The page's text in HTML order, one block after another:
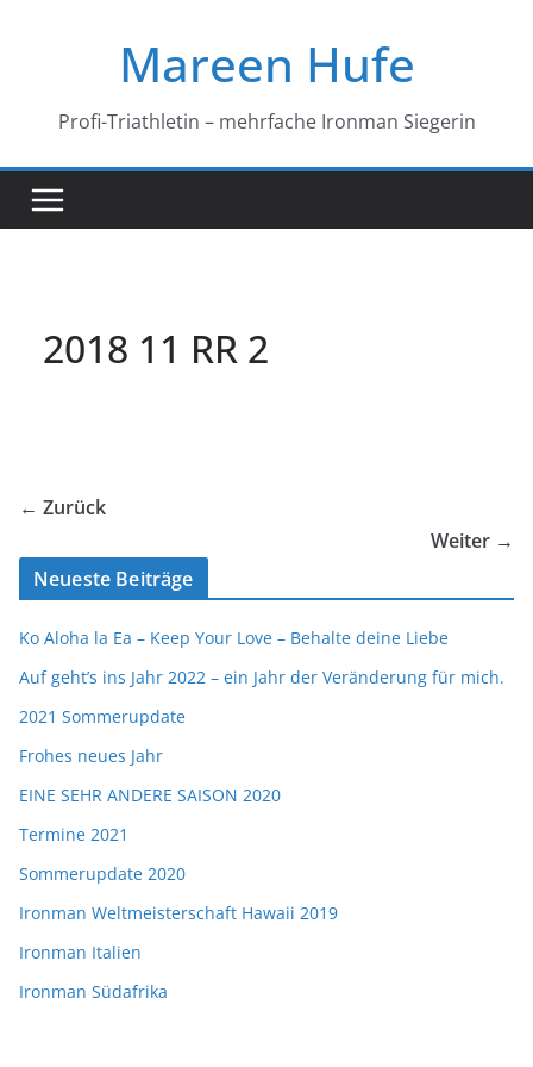
Mareen Hufe
Profi-Triathletin – mehrfache Ironman Siegerin
2018 11 RR 2
← Zurück
Weiter →
Neueste Beiträge
Ko Aloha la Ea – Keep Your Love – Behalte deine Liebe
Auf geht’s ins Jahr 2022 – ein Jahr der Veränderung für mich.
2021 Sommerupdate
Frohes neues Jahr
EINE SEHR ANDERE SAISON 2020
Termine 2021
Sommerupdate 2020
Ironman Weltmeisterschaft Hawaii 2019
Ironman Italien
Ironman Südafrika